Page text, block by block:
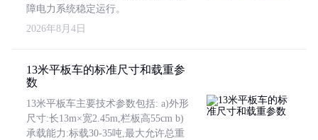
障电力系统稳定运行。
2026年8月4日
13米平板车的标准尺寸和载重参
数
13米平板车主要技术参数包括: a)外形
尺寸:长13m×宽2.45m,栏板高55cm b)
承载能力:标载30-35吨,最大允许总重